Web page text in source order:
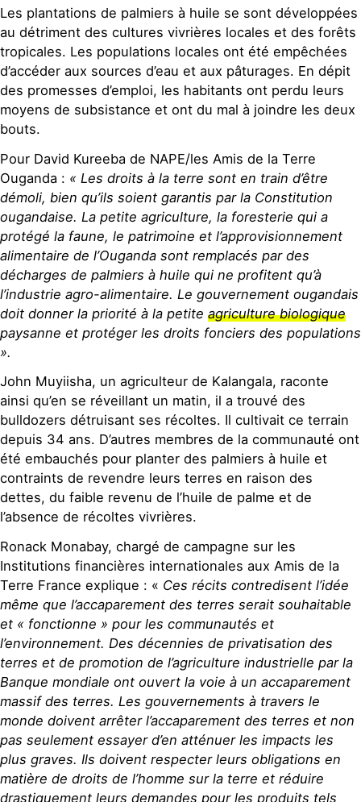
Les plantations de palmiers à huile se sont développées
au détriment des cultures vivrières locales et des forêts
tropicales. Les populations locales ont été empêchées
d’accéder aux sources d’eau et aux pâturages. En dépit
des promesses d’emploi, les habitants ont perdu leurs
moyens de subsistance et ont du mal à joindre les deux
bouts.
Pour David Kureeba de NAPE/les Amis de la Terre
Ouganda : « Les droits à la terre sont en train d’être
démoli, bien qu’ils soient garantis par la Constitution
ougandaise. La petite agriculture, la foresterie qui a
protégé la faune, le patrimoine et l’approvisionnement
alimentaire de l’Ouganda sont remplacés par des
décharges de palmiers à huile qui ne profitent qu’à
l’industrie agro-alimentaire. Le gouvernement ougandais
doit donner la priorité à la petite agriculture biologique
paysanne et protéger les droits fonciers des populations
».
John Muyiisha, un agriculteur de Kalangala, raconte
ainsi qu’en se réveillant un matin, il a trouvé des
bulldozers détruisant ses récoltes. Il cultivait ce terrain
depuis 34 ans. D’autres membres de la communauté ont
été embauchés pour planter des palmiers à huile et
contraints de revendre leurs terres en raison des
dettes, du faible revenu de l’huile de palme et de
l’absence de récoltes vivrières.
Ronack Monabay, chargé de campagne sur les
Institutions financières internationales aux Amis de la
Terre France explique : « Ces récits contredisent l’idée
même que l’accaparement des terres serait souhaitable
et « fonctionne » pour les communautés et
l’environnement. Des décennies de privatisation des
terres et de promotion de l’agriculture industrielle par la
Banque mondiale ont ouvert la voie à un accaparement
massif des terres. Les gouvernements à travers le
monde doivent arrêter l’accaparement des terres et non
pas seulement essayer d’en atténuer les impacts les
plus graves. Ils doivent respecter leurs obligations en
matière de droits de l’homme sur la terre et réduire
drastiquement leurs demandes pour les produits tels